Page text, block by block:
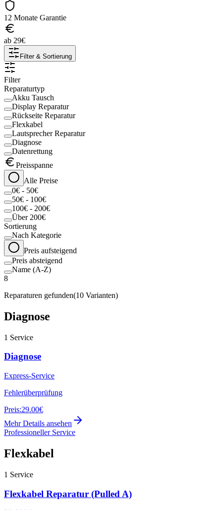
12 Monate Garantie
ab 29€
Filter & Sortierung
Filter
Reparaturtyp
Akku Tausch
Display Reparatur
Rückseite Reparatur
Flexkabel
Lautsprecher Reparatur
Diagnose
Datenrettung
Preisspanne
Alle Preise
0€ - 50€
50€ - 100€
100€ - 200€
Über 200€
Sortierung
Nach Kategorie
Preis aufsteigend
Preis absteigend
Name (A-Z)
8
Reparaturen gefunden(10 Varianten)
Diagnose
1 Service
Diagnose
Express-Service
Fehlerüberprüfung
Preis:29.00€
Mehr Details ansehen
Professioneller Service
Flexkabel
1 Service
Flexkabel Reparatur (Pulled A)